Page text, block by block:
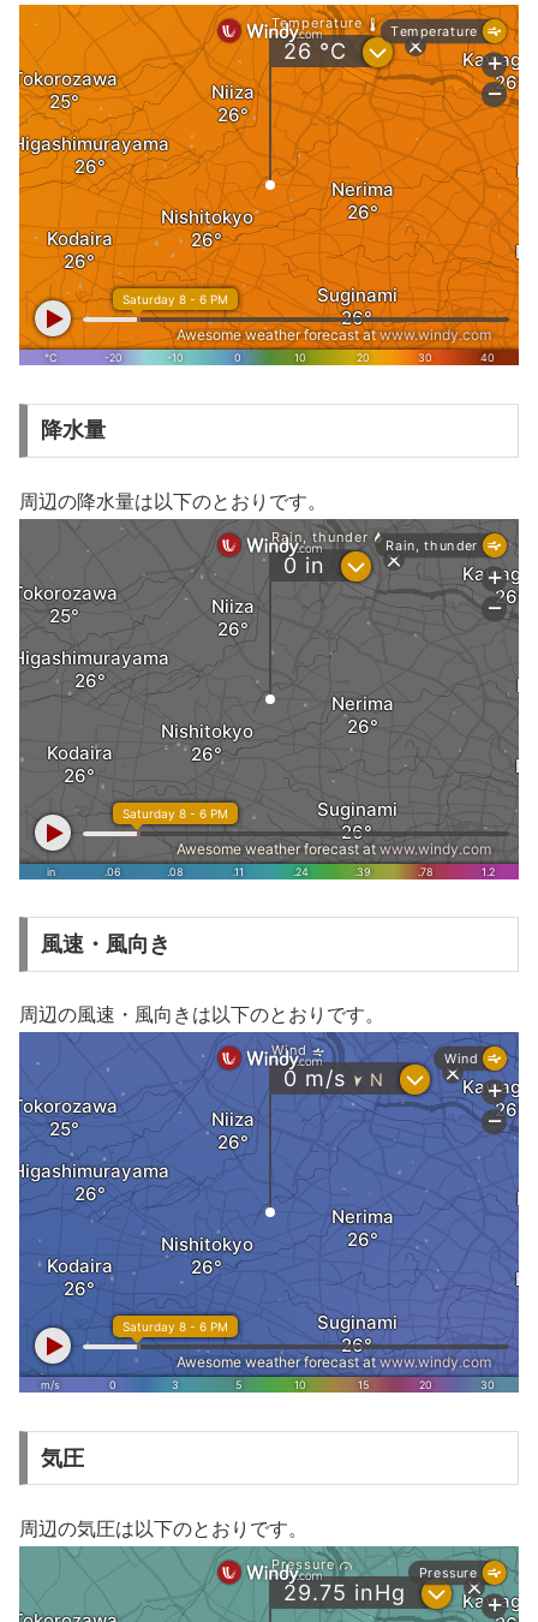
降水量
周辺の降水量は以下のとおりです。
風速・風向き
周辺の風速・風向きは以下のとおりです。
気圧
周辺の気圧は以下のとおりです。